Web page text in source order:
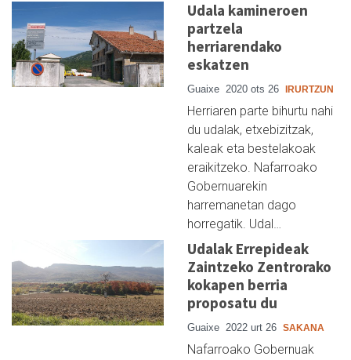
Udala kamineroen
partzela
herriarendako
eskatzen
Guaixe 2020 ots 26 IRURTZUN
Herriaren parte bihurtu nahi
du udalak, etxebizitzak,
kaleak eta bestelakoak
eraikitzeko. Nafarroako
Gobernuarekin
harremanetan dago
horregatik. Udal…
Udalak Errepideak
Zaintzeko Zentrorako
kokapen berria
proposatu du
Guaixe 2022 urt 26 SAKANA
Nafarroako Gobernuak